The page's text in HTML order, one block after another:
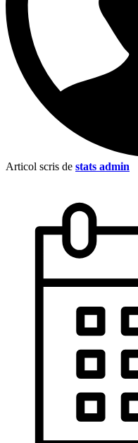
Articol scris de stats admin